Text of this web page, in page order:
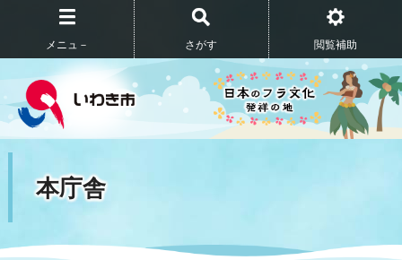
メニュ－ さがす 閲覧補助
本庁舎